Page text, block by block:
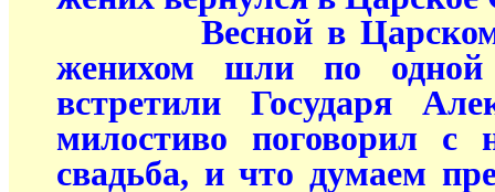
Весной в Царском
женихом шли по
встретили Государя
милостиво поговорил с
свадьба, и что думаем